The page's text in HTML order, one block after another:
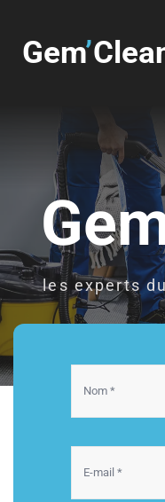
contenu
Gem’
Extérieur
Vitres
Panneaux
Contact
les experts